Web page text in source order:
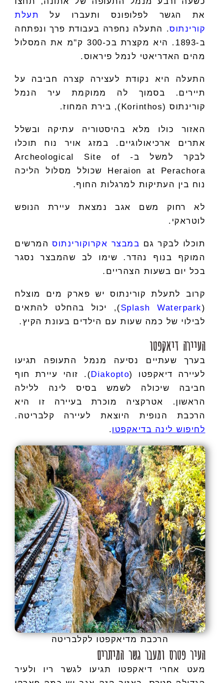
את הגשר לפלופונס ותעברו על
תעלת
קורינתוס. התעלה נחפרה בעבודת פרך ונפתחה
ב-1893. היא מקצרת בכ-300 ק"מ את המסלול
מהים האדריאטי לנמל פיראוס.
התעלה היא נקודת לעצירה קצרה חביבה על
תיירים. בסמוך לה ממוקמת עיר הנמל
קורינתוס (Korinthos), בירת המחוז.
האזור כולו מלא בהיסטוריה עתיקה ובשלל
אתרים ארכיאולוגיים. במזג אויר נוח תוכלו
לבקר למשל ב- Archeological Site of
Heraion at Perachora שכולל מסלול הליכה
נוח בין העתיקות למרגלות החוף.
לא רחוק משם אגב נמצאת עיירת הנופש
לוטראקי.
תוכלו לבקר גם במבצר אקרוקורינתוסהמרשים
המוקף בנוף נהדר. שימו לב שהמבצר נסגר
בכל יום בשעות הצהריים.
קרוב לתעלת קורינתוס יש פארק מים מוצלח
(
Splash Waterpark), יכול בהחלט להתאים
לבילוי של כמה שעות עם הילדים בעונת הקיץ.
העיירה דיאקפטו
בערך שעתיים נסיעה מנמל התעופה תגיעו
לעיירה דיאקפטו (Diakopto ). זוהי עיירת חוף
חביבה שיכולה לשמש בסיס לינה ללילה
הראשון. אטרקציה מוכרת בעיירה זו היא
הרכבת הנופית היוצאת לעיירה קלבריטה.
לחיפוש לינה בדיאקפטו.
הרכבת מדיאקפטו לקלבריטה
העיר פטרס ומעבר גשר המיתרים
מעט אחרי דיאקפטו תגיעו לגשר ריו ולעיר